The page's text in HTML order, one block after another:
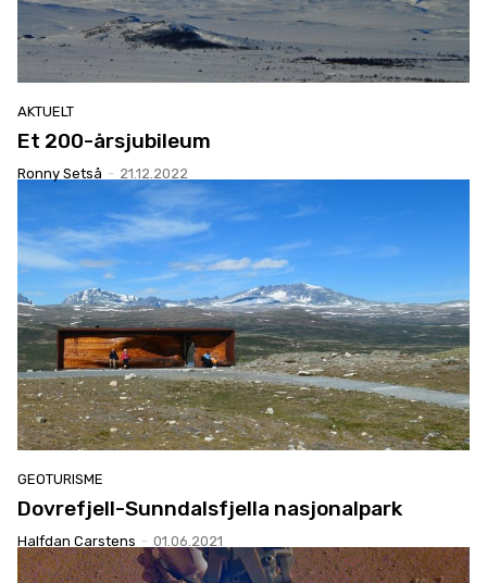
AKTUELT
Et 200-årsjubileum
Ronny Setså - 21.12.2022
GEOTURISME
Dovrefjell-Sunndalsfjella nasjonalpark
Halfdan Carstens - 01.06.2021